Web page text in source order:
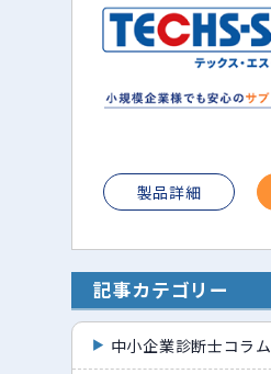
製品詳細
記事カテゴリー
中小企業診断士コラム